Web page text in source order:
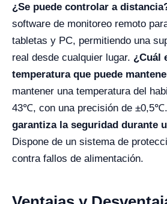
¿Se puede controlar a
software de monitoreo remoto
tabletas y PC, permitiendo una
real desde cualquier lugar. ¿Cuál
temperatura que puede
mantener una temperatura del
43℃, con una precisión de ±0,5℃.
garantiza la seguridad durante
Dispone de un sistema de
contra fallos de alimentación.